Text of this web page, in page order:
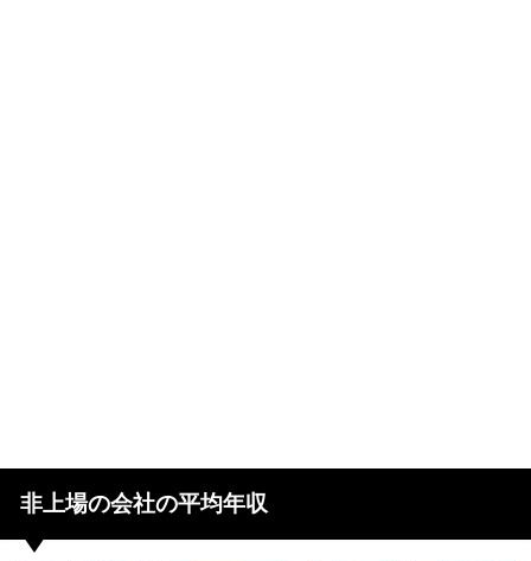
非上場の会社の平均年収